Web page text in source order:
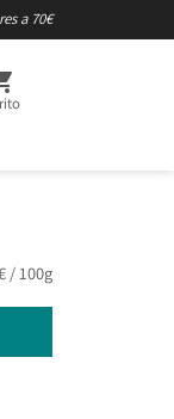
a 70€
/ 100g